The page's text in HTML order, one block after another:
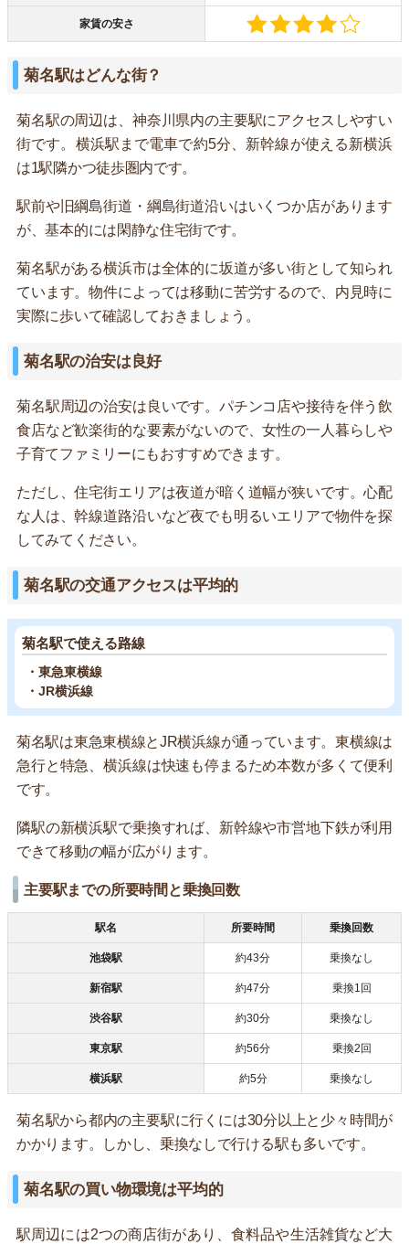
家賃の安さ
菊名駅はどんな街？
菊名駅の周辺は、神奈川県内の主要駅にアクセスしやすい
街です。横浜駅まで電車で約5分、新幹線が使える新横浜
は1駅隣かつ徒歩圏内です。
駅前や旧綱島街道・綱島街道沿いはいくつか店があります
が、基本的には閑静な住宅街です。
菊名駅がある横浜市は全体的に坂道が多い街として知られ
ています。物件によっては移動に苦労するので、内見時に
実際に歩いて確認しておきましょう。
菊名駅の治安は良好
菊名駅周辺の治安は良いです。パチンコ店や接待を伴う飲
食店など歓楽街的な要素がないので、女性の一人暮らしや
子育てファミリーにもおすすめできます。
ただし、住宅街エリアは夜道が暗く道幅が狭いです。心配
な人は、幹線道路沿いなど夜でも明るいエリアで物件を探
してみてください。
菊名駅の交通アクセスは平均的
菊名駅で使える路線
・東急東横線
・JR横浜線
菊名駅は東急東横線とJR横浜線が通っています。東横線は
急行と特急、横浜線は快速も停まるため本数が多くて便利
です。
隣駅の新横浜駅で乗換すれば、新幹線や市営地下鉄が利用
できて移動の幅が広がります。
主要駅までの所要時間と乗換回数
駅名 所要時間 乗換回数
池袋駅 約43分 乗換なし
新宿駅 約47分 乗換1回
渋谷駅 約30分 乗換なし
東京駅 約56分 乗換2回
横浜駅 約5分 乗換なし
菊名駅から都内の主要駅に行くには30分以上と少々時間が
かかります。しかし、乗換なしで行ける駅も多いです。
菊名駅の買い物環境は平均的
駅周辺には2つの商店街があり、食料品や生活雑貨など大